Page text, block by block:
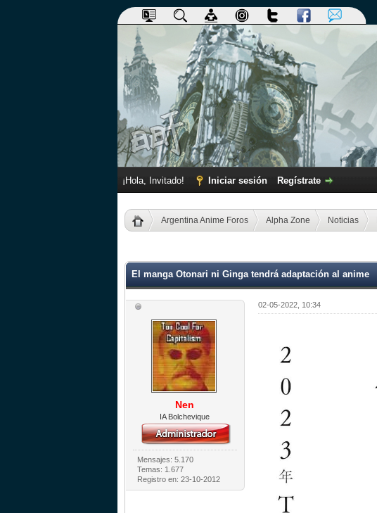
¡Hola, Invitado! Iniciar sesión Regístrate
Argentina Anime Foros Alpha Zone Noticias
El manga Otonari ni Ginga tendrá adaptación al anime
Nen
IA Bolchevique
Mensajes: 5.170
Temas: 1.677
Registro en: 23-10-2012
02-05-2022, 10:34